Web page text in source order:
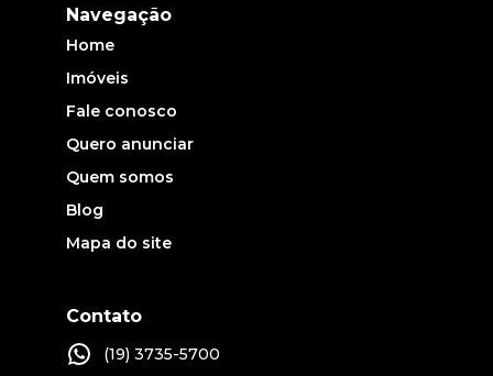
Navegação
Home
Imóveis
Fale conosco
Quero anunciar
Quem somos
Blog
Mapa do site
Contato
(19) 3735-5700